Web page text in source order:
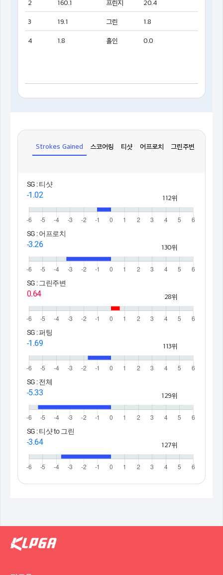
2 160.1 프린지 20.4
3 19.1 그린 1.8
4 1.8 홀인 0.0
Strokes Gained 스코어링 티샷 어프로치 그린주변
SG : 티샷
-1.02 112위
SG : 어프로치
-3.26 130위
SG : 그린주변
0.64 28위
SG : 퍼팅
-1.69 113위
SG : 전체
-5.33 129위
SG : 티샷 to 그린
-3.64 127위